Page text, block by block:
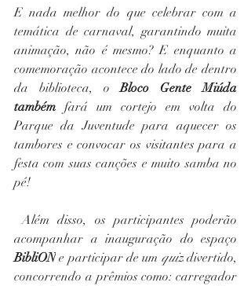
E nada melhor do que celebrar com a
temática de carnaval, garantindo muita
animação, não é mesmo? E enquanto a
comemoração acontece do lado de dentro
da biblioteca, o Bloco Gente Miúda
também fará um cortejo em volta do
Parque da Juventude para aquecer os
tambores e convocar os visitantes para a
festa com suas canções e muito samba no
pé!
Além disso, os participantes poderão
BibliON e participar de um quiz divertido,
concorrendo a prêmios como: carregador